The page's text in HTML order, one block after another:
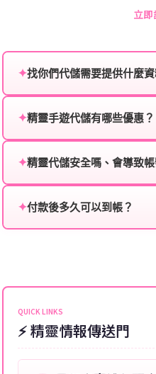
立即
✦找你們代儲需要提供什麼資
服：
角色名稱：您遊戲中的角色
等級：角色的當前等級。
✦精靈手遊代儲有哪些優惠？
贈送、大額儲值優惠及
✦精靈代儲安全嗎、會導致
單，不使用外掛程式、非
✦付款後多久可以到帳？
可直接聯絡客服查詢訂單
QUICK LINKS
⚡ 精靈情報傳送門